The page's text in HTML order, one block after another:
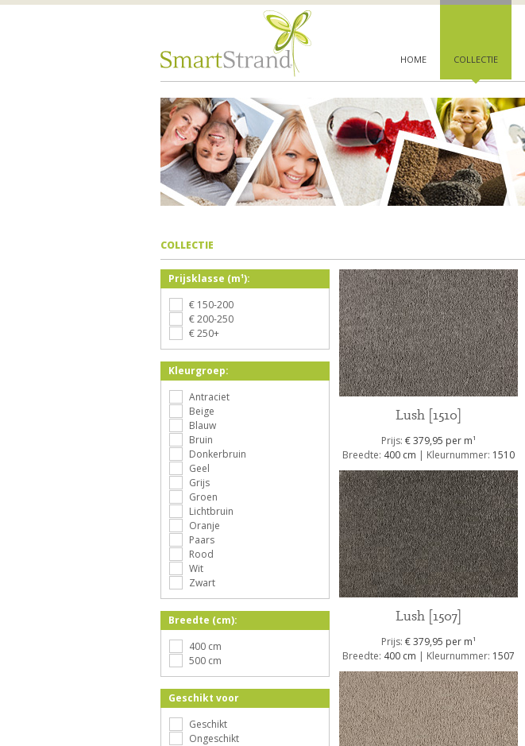
HOME COLLECTIE
COLLECTIE
Prijsklasse (m¹):
€ 150-200
€ 200-250
€ 250+
Kleurgroep:
Antraciet
Beige
Blauw
Bruin
Donkerbruin
Geel
Grijs
Groen
Lichtbruin
Oranje
Paars
Rood
Wit
Zwart
Breedte (cm):
400 cm
500 cm
Geschikt voor
vloerverwarming:
Geschikt
Ongeschikt
Lush [1510]
Prijs: € 379,95 per m1
Breedte: 400 cm | Kleurnummer: 1510
Lush [1507]
Prijs: € 379,95 per m1
Breedte: 400 cm | Kleurnummer: 1507